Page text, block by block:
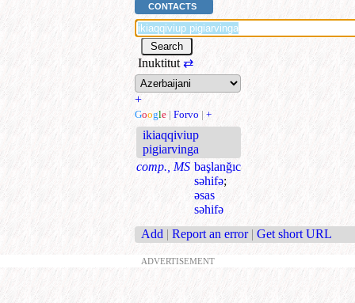
CONTACTS
Inuktitut ⇄
+
Google | Forvo | +
ikiaqqiviup
pigiarvinga
comp., MS başlanğıc
səhifə;
əsas
səhifə
Add | Report an error | Get short URL
ADVERTISEMENT